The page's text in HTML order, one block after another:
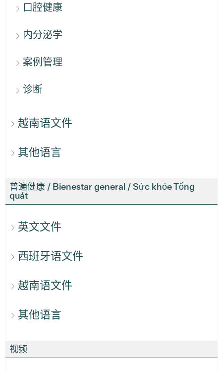
口腔健康
内分泌学
案例管理
诊断
越南语文件
其他语言
普遍健康 / Bienestar general / Sức khỏe Tổng
quát
英文文件
西班牙语文件
越南语文件
其他语言
视频